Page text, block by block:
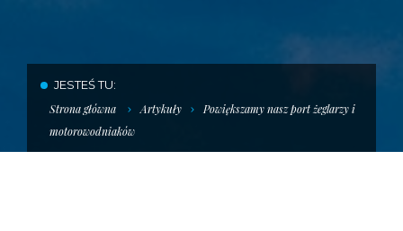
CZARTER STILLO 30
OSADA KOREKTYWA
JESTEŚ TU:
Strona główna
Artykuły
Powiększamy nasz port żeglarzy i
motorowodniaków